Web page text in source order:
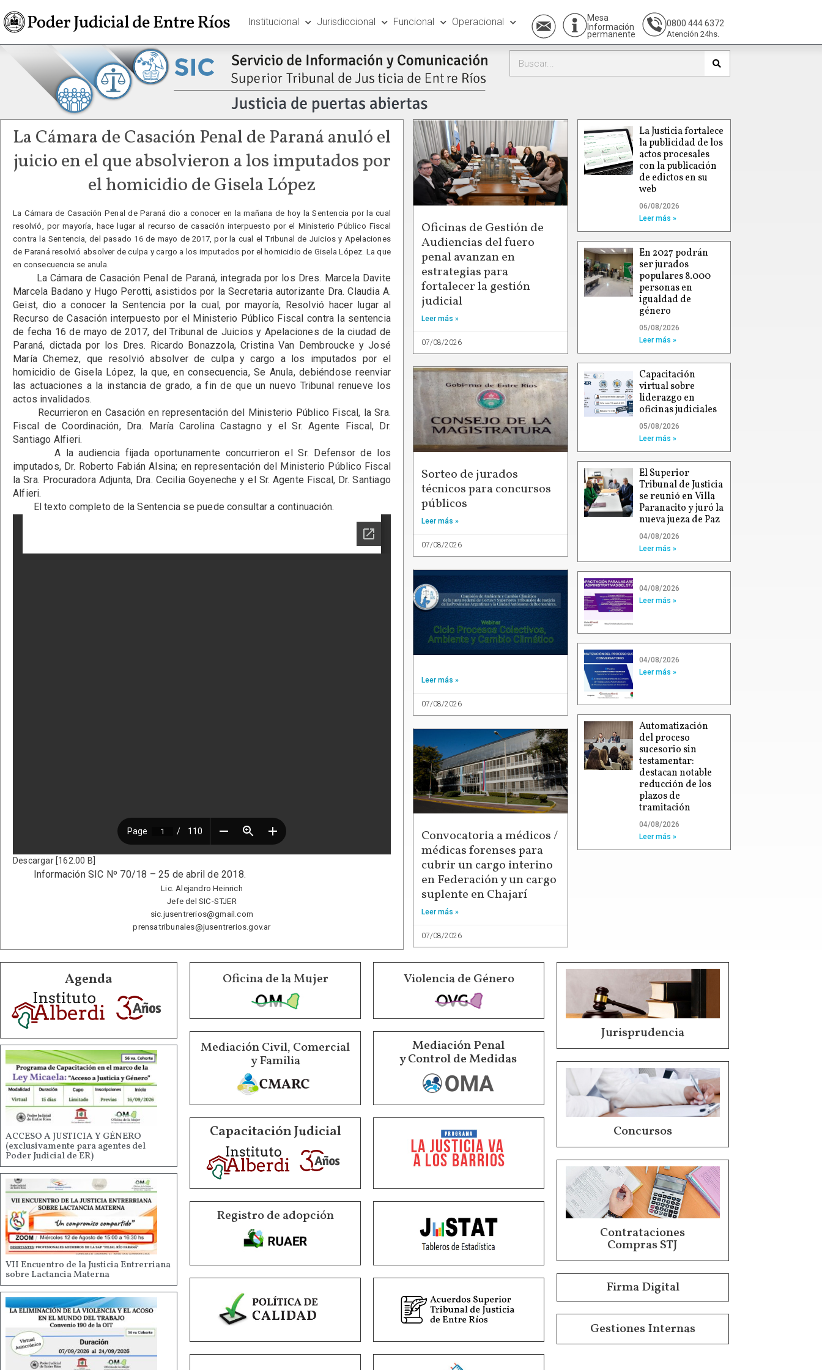
Institucional Jurisdiccional Funcional Operacional
Mesa
Información
permanente
0800 444 6372
Atención 24hs.
La Cámara de Casación Penal de Paraná anuló el
juicio en el que absolvieron a los imputados por
el homicidio de Gisela López
La Cámara de Casación Penal de Paraná dio a conocer en la mañana de hoy la Sentencia por la cual
resolvió, por mayoría, hace lugar al recurso de casación interpuesto por el Ministerio Público Fiscal
contra la Sentencia, del pasado 16 de mayo de 2017, por la cual el Tribunal de Juicios y Apelaciones
de Paraná resolvió absolver de culpa y cargo a los imputados por el homicidio de Gisela López. La que
en consecuencia se anula.
La Cámara de Casación Penal de Paraná, integrada por los Dres. Marcela Davite
Marcela Badano y Hugo Perotti, asistidos por la Secretaria autorizante Dra. Claudia A.
Geist, dio a conocer la Sentencia por la cual, por mayoría, Resolvió hacer lugar al
Recurso de Casación interpuesto por el Ministerio Público Fiscal contra la sentencia
de fecha 16 de mayo de 2017, del Tribunal de Juicios y Apelaciones de la ciudad de
Paraná, dictada por los Dres. Ricardo Bonazzola, Cristina Van Dembroucke y José
María Chemez, que resolvió absolver de culpa y cargo a los imputados por el
homicidio de Gisela López, la que, en consecuencia, Se Anula, debiéndose reenviar
las actuaciones a la instancia de grado, a fin de que un nuevo Tribunal renueve los
actos invalidados.
Recurrieron en Casación en representación del Ministerio Público Fiscal, la Sra.
Fiscal de Coordinación, Dra. María Carolina Castagno y el Sr. Agente Fiscal, Dr.
Santiago Alfieri.
A la audiencia fijada oportunamente concurrieron el Sr. Defensor de los
imputados, Dr. Roberto Fabián Alsina; en representación del Ministerio Público Fiscal
la Sra. Procuradora Adjunta, Dra. Cecilia Goyeneche y el Sr. Agente Fiscal, Dr. Santiago
Alfieri.
El texto completo de la Sentencia se puede consultar a continuación.
Descargar [162.00 B]
Información SIC Nº 70/18 – 25 de abril de 2018.
Lic. Alejandro Heinrich
Jefe del SIC-STJER
sic.jusentrerios@gmail.com
prensatribunales@jusentrerios.gov.ar
Oficinas de Gestión de
Audiencias del fuero
penal avanzan en
estrategias para
fortalecer la gestión
judicial
Leer más »
07/08/2026
Sorteo de jurados
técnicos para concursos
públicos
Leer más »
07/08/2026
Leer más »
07/08/2026
Convocatoria a médicos /
médicas forenses para
cubrir un cargo interino
en Federación y un cargo
suplente en Chajarí
Leer más »
07/08/2026
La Justicia fortalece
la publicidad de los
actos procesales
con la publicación
de edictos en su
web
06/08/2026
Leer más »
En 2027 podrán
ser jurados
populares 8.000
personas en
igualdad de
género
05/08/2026
Leer más »
Capacitación
virtual sobre
liderazgo en
oficinas judiciales
05/08/2026
Leer más »
El Superior
Tribunal de Justicia
se reunió en Villa
Paranacito y juró la
nueva jueza de Paz
04/08/2026
Leer más »
04/08/2026
Leer más »
04/08/2026
Leer más »
Automatización
del proceso
sucesorio sin
testamentar:
destacan notable
reducción de los
plazos de
tramitación
04/08/2026
Leer más »
Agenda
ACCESO A JUSTICIA Y GÉNERO
(exclusivamente para agentes del
Poder Judicial de ER)
VII Encuentro de la Justicia Entrerriana
sobre Lactancia Materna
Oficina de la Mujer Violencia de Género
Mediación Civil, Comercial
y Familia
Mediación Penal
y Control de Medidas
Capacitación Judicial
Registro de adopción
Jurisprudencia
Concursos
Contrataciones
Compras STJ
Firma Digital
Gestiones Internas